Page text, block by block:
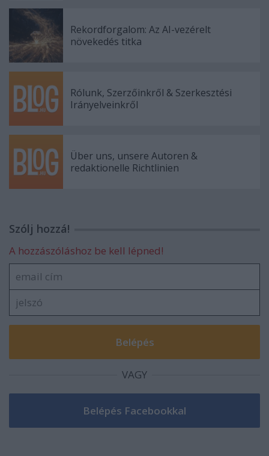
Rekordforgalom: Az AI-vezérelt
növekedés titka
Rólunk, Szerzőinkről & Szerkesztési
Irányelveinkről
Über uns, unsere Autoren &
redaktionelle Richtlinien
Szólj hozzá!
A hozzászóláshoz be kell lépned!
VAGY